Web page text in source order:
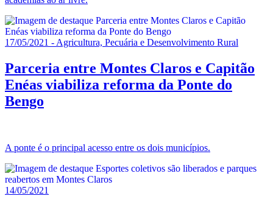
17/05/2021 - Agricultura, Pecuária e Desenvolvimento Rural
Parceria entre Montes Claros e Capitão
Enéas viabiliza reforma da Ponte do
Bengo
A ponte é o principal acesso entre os dois municípios.
14/05/2021